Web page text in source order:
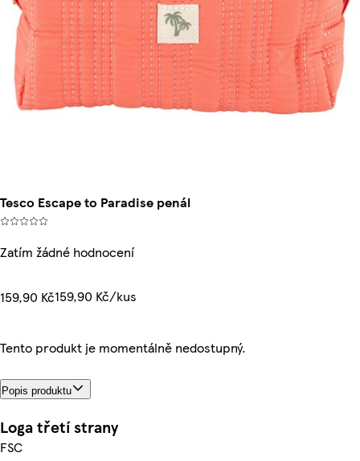
Tesco Escape to Paradise penál
Zatím žádné hodnocení
159,90 Kč159,90 Kč/kus
Tento produkt je momentálně nedostupný.
Popis produktu
Loga třetí strany
FSC